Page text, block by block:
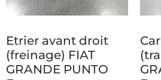
Etrier avant droit
(freinage) FIAT
GRANDE PUNTO